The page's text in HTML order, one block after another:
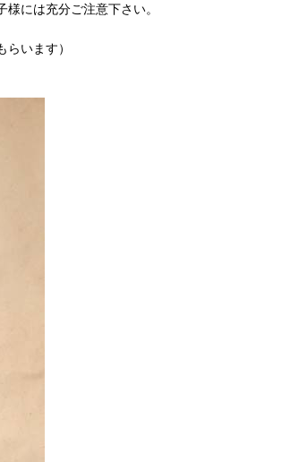
には充分ご注意下さい。
います）